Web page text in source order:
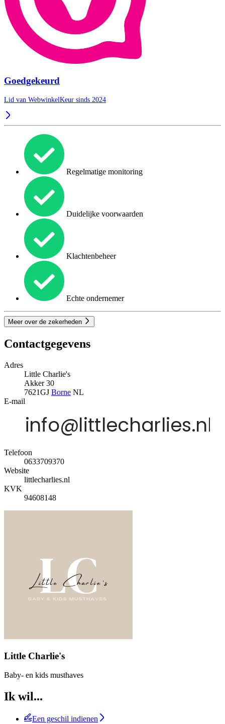
Goedgekeurd
Lid van WebwinkelKeur sinds 2024
Regelmatige monitoring
Duidelijke voorwaarden
Klachtenbeheer
Echte ondernemer
Meer over de zekerheden
Contactgegevens
Adres
Little Charlie's
Akker 30
7621GJ Borne NL
E-mail
Telefoon
0633709370
Website
littlecharlies.nl
KVK
94608148
Little Charlie's
Baby- en kids musthaves
Ik wil...
Een geschil indienen